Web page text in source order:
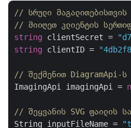
// სრული
// მიიღეთ კლიენტის
string clientSecret =
string clientID =
// შექმენით DiagramApi-ს
ImagingApi imagingApi =
// შეყვანის SVG ფაილის
String inputFileName =